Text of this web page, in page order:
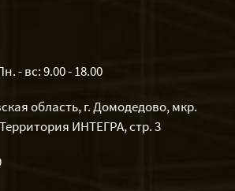
- вс: 9.00 - 18.00
область, г. Домодедово, мкр.
ИНТЕГРА, стр. 3